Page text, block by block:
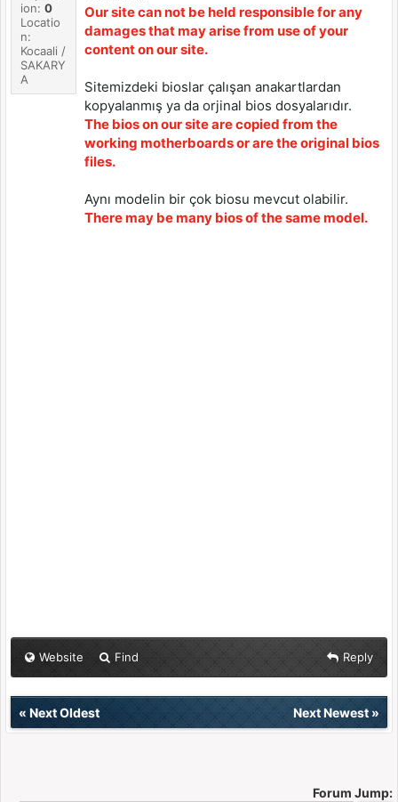
ion:0
Locatio
n:
Kocaali /
SAKARY
A
Our site can not be held responsible for any
damages that may arise from use of your
content on our site.
Sitemizdeki bioslar çalışan anakartlardan
kopyalanmış ya da orjinal bios dosyalarıdır.
The bios on our site are copied from the
working motherboards or are the original bios
files.
Aynı modelin bir çok biosu mevcut olabilir.
There may be many bios of the same model.
Website Find Reply
« Next Oldest Next Newest»
Forum Jump: